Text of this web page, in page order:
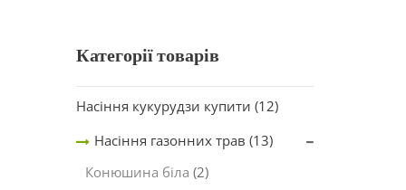
Категорії товарів
Насіння кукурудзи купити (12)
Насіння газонних трав (13)
Конюшина біла (2)